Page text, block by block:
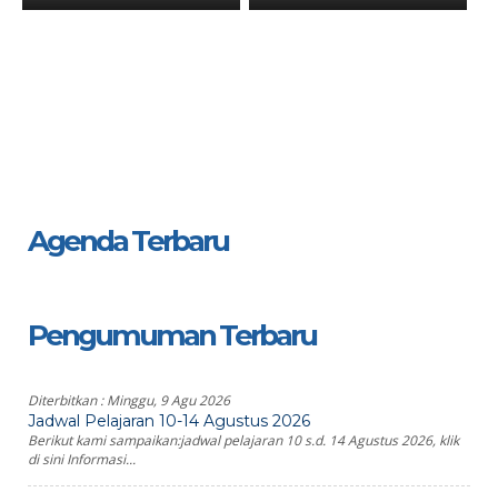
Agenda Terbaru
Pengumuman Terbaru
Diterbitkan :Minggu, 9 Agu 2026
Jadwal Pelajaran 10-14 Agustus 2026
Berikut kami sampaikan:jadwal pelajaran 10 s.d. 14 Agustus 2026, klik
di sini Informasi...